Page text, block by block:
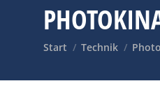
Sie befinden sich
Start Technik